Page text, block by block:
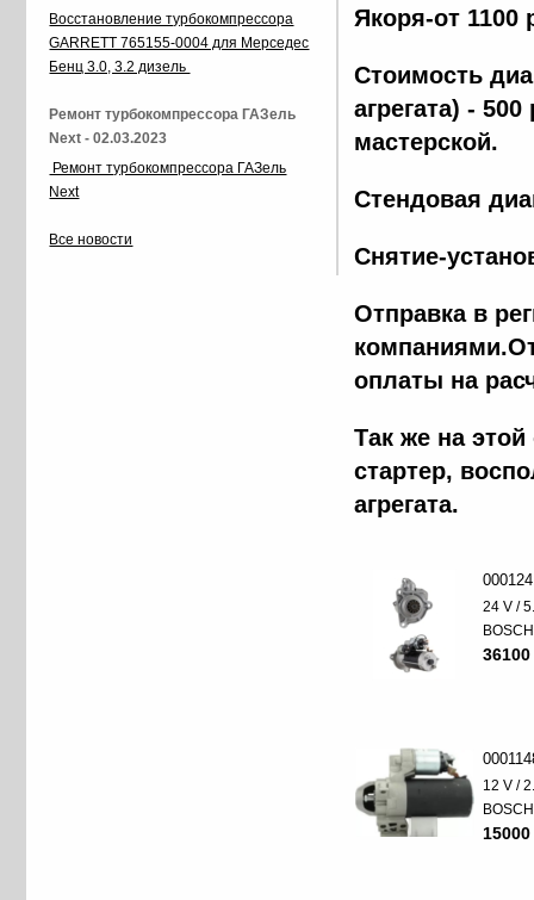
Якоря-от 1100
Стоимость
агрегата) -
мастерской.
Стендовая
Снятие-
Отправка в
оплаты на
Так же на
стартер,
агрегата.
24 V /
BOSCH
12 V /
BOSCH
Восстановление турбокомпрессора
GARRETT 765155-0004 для Мерседес
Бенц 3.0, 3.2 дизель
Ремонт турбокомпрессора ГАЗель
Next - 02.03.2023
Ремонт турбокомпрессора ГАЗель
Next
Все новости